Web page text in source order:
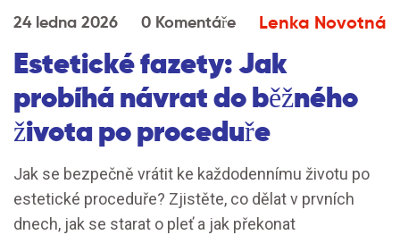
24 ledna 2026 0 Komentáře Lenka Novotná
Estetické fazety: Jak
probíhá návrat do běžného
života po proceduře
Jak se bezpečně vrátit ke každodennímu životu po
estetické proceduře? Zjistěte, co dělat v prvních
dnech, jak se starat o pleť a jak překonat